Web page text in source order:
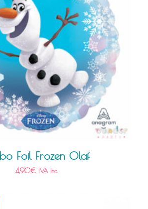
Foil Frozen Olaf
4,90€ IVA Inc.